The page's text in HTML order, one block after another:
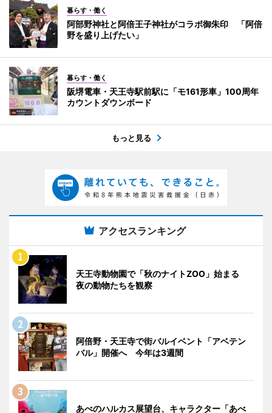
暮らす・働く
阿部野神社と阿倍王子神社がコラボ御朱印 「阿倍
野を盛り上げたい」
暮らす・働く
阪堺電車・天王寺駅前駅に「モ161形車」100周年
カウントダウンボード
もっと見る
アクセスランキング
天王寺動物園で「秋のナイトZOO」始まる
夜の動物たちを観察
阿倍野・天王寺で街バルイベント「アベテン
バル」開催へ 今年は3週間
あべのハルカス展望台、キャラクター「あべ